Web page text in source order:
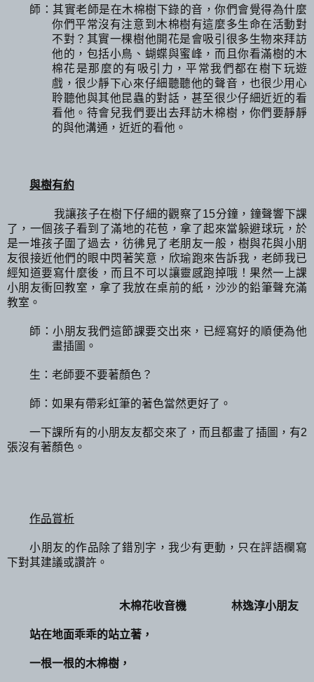
師：其實老師是在木棉樹下錄的音，你們會覺得為什麼
你們平常沒有注意到木棉樹有這麼多生命在活動對
不對？其實一棵樹他開花是會吸引很多生物來拜訪
他的，包括小鳥、蝴蝶與蜜峰，而且你看滿樹的木
棉花是那麼的有吸引力，平常我們都在樹下玩遊
戲，很少靜下心來仔細聽聽他的聲音，也很少用心
聆聽他與其他昆蟲的對話，甚至很少仔細近近的看
看他。待會兒我們要出去拜訪木棉樹，你們要靜靜
的與他溝通，近近的看他。
與樹有約
我讓孩子在樹下仔細的觀察了15分鐘，鐘聲響下課
了，一個孩子看到了滿地的花苞，拿了起來當躲避球玩，於
是一堆孩子圍了過去，彷彿見了老朋友一般，樹與花與小朋
友很接近他們的眼中閃著笑意，欣瑜跑來告訴我，老師我已
經知道要寫什麼後，而且不可以讓靈感跑掉哦！果然一上課
小朋友衝回教室，拿了我放在桌前的紙，沙沙的鉛筆聲充滿
教室。
師：小朋友我們這節課要交出來，已經寫好的順便為他
畫插圖。
生：老師要不要著顏色？
師：如果有帶彩虹筆的著色當然更好了。
一下課所有的小朋友友都交來了，而且都畫了插圖，有2
張沒有著顏色。
作品賞析
小朋友的作品除了錯別字，我少有更動，只在評語欄寫
下對其建議或讚許。
木棉花收音機 林逸淳小朋友
站在地面乖乖的站立著，
一根一根的木棉樹，